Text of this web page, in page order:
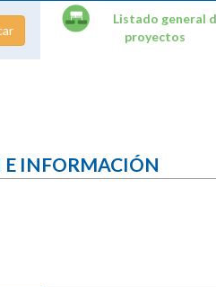
Listado general
proyectos
INFORMACIÓN